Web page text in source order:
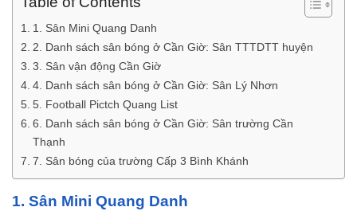
1. Sân Mini Quang Danh
2. Danh sách sân bóng ở Cần Giờ: Sân TTTDTT huyện
3. Sân vận động Cần Giờ
4. Danh sách sân bóng ở Cần Giờ: Sân Lý Nhơn
5. Football Pictch Quang List
6. Danh sách sân bóng ở Cần Giờ: Sân trường Cần
Thạnh
7. Sân bóng của trường Cấp 3 Bình Khánh
1. Sân Mini Quang Danh